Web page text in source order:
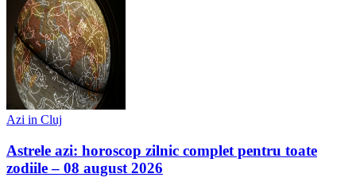
Azi in Cluj
Astrele azi: horoscop zilnic complet pentru toate
zodiile – 08 august 2026